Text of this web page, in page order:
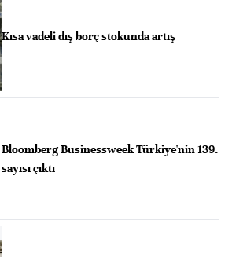
Kısa vadeli dış borç stokunda artış
Bloomberg Businessweek Türkiye'nin 139.
sayısı çıktı